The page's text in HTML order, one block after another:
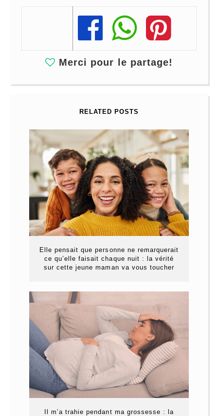
Share
Share
Share
Merci pour le partage!
RELATED POSTS
Elle pensait que personne ne remarquerait
ce qu’elle faisait chaque nuit : la vérité
sur cette jeune maman va vous toucher
Il m’a trahie pendant ma grossesse : la